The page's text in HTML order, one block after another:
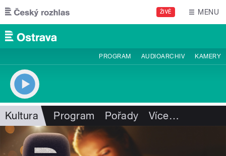
Přejít k hlavnímu obsahu
ŽIVĚ MENU
PROGRAM AUDIOARCHIV KAMERY
Kultura Program Pořady Více…